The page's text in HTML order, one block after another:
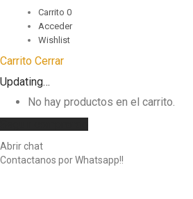
Carrito 0
Acceder
Wishlist
Carrito Cerrar
Updating…
No hay productos en el carrito.
Abrir chat
Contactanos por Whatsapp!!